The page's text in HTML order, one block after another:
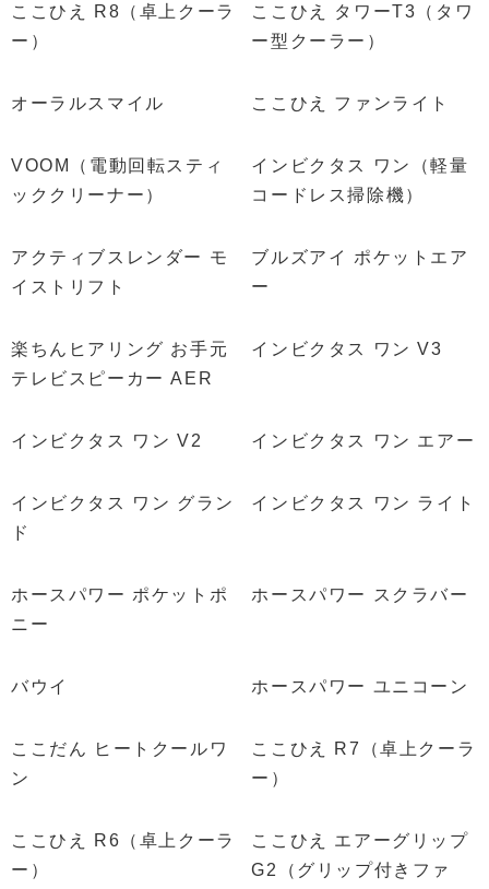
ここひえ R8（卓上クーラ
ー）
ここひえ タワーT3（タワ
ー型クーラー）
オーラルスマイル ここひえ ファンライト
VOOM（電動回転スティ
ッククリーナー）
インビクタス ワン（軽量
コードレス掃除機）
アクティブスレンダー モ
イストリフト
ブルズアイ ポケットエア
ー
楽ちんヒアリング お手元
テレビスピーカー AER
インビクタス ワン V3
インビクタス ワン V2 インビクタス ワン エアー
インビクタス ワン グラン
ド
インビクタス ワン ライト
ホースパワー ポケットポ
ニー
ホースパワー スクラバー
バウイ ホースパワー ユニコーン
ここだん ヒートクールワ
ン
ここひえ R7（卓上クーラ
ー）
ここひえ R6（卓上クーラ
ー）
ここひえ エアーグリップ
G2（グリップ付きファ